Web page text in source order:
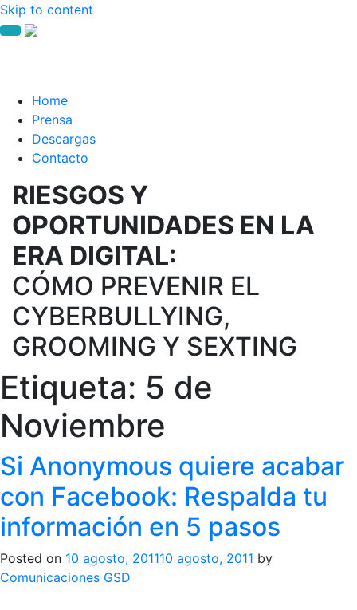
Skip to content
Home
Prensa
Descargas
Contacto
RIESGOS Y
OPORTUNIDADES EN LA
ERA DIGITAL:
CÓMO PREVENIR EL
CYBERBULLYING,
GROOMING Y SEXTING
Etiqueta: 5 de
Noviembre
Si Anonymous quiere acabar
con Facebook: Respalda tu
información en 5 pasos
Posted on 10 agosto, 201110 agosto, 2011 by
Comunicaciones GSD